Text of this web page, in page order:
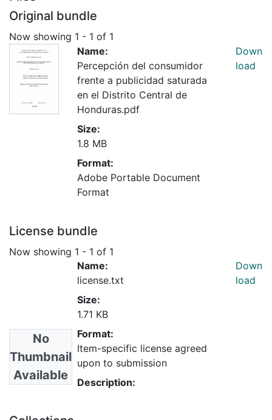
Original bundle
Now showing 1 - 1 of 1
Name:
Percepción del consumidor
frente a publicidad saturada
en el Distrito Central de
Honduras.pdf
Size:
1.8 MB
Format:
Adobe Portable Document
Format
Down
load
License bundle
Now showing 1 - 1 of 1
No
Thumbnail
Available
Name:
license.txt
Size:
1.71 KB
Format:
Item-specific license agreed
upon to submission
Description:
Down
load